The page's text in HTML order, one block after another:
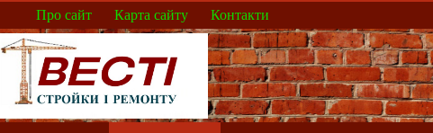
Перейти
вмісту
Про сайт Карта сайту Контакти